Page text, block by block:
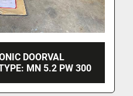
DOORVAL
MN 5.2 PW 300